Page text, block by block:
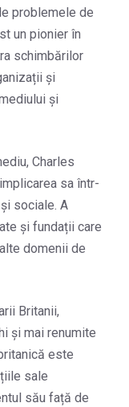
problemele de
un pionier în
schimbărilor
și
și
Charles
sa într-
sociale. A
și fundații care
domenii de
Britanii,
și mai renumite
este
sale
său față de